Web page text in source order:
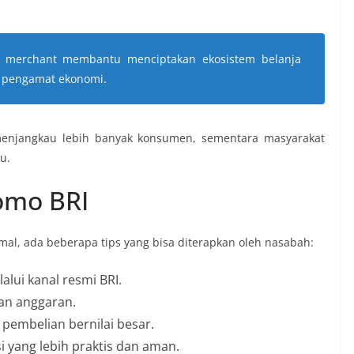
membantu menciptakan ekosistem belanja
ekonomi.
lebih banyak konsumen, sementara masyarakat
BRI
ada beberapa tips yang bisa diterapkan oleh nasabah:
kanal resmi BRI.
anggaran.
bernilai besar.
yang lebih praktis dan aman.